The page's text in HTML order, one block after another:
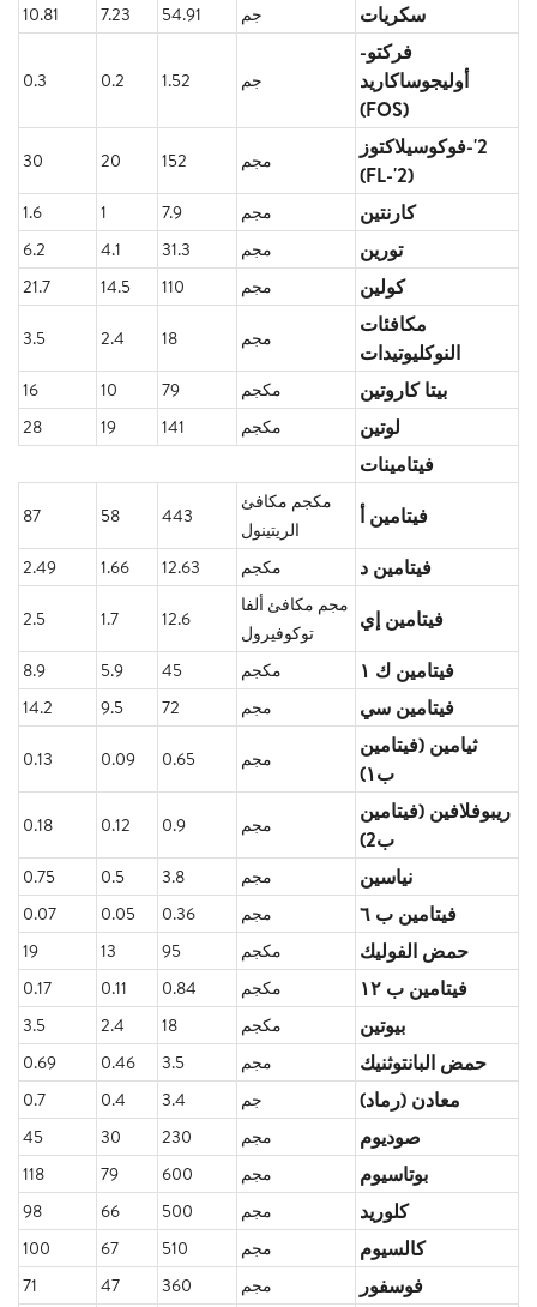
سكريات جم 54.91
7.23
10.81
فركتو-
أوليجوساكاريد
(FOS)
جم 1.52
0.2
0.3
2'-فوكوسيلاكتوز
(2'-FL)
مجم 152
20
30
كارنتين مجم 7.9
1
1.6
تورين مجم 31.3
4.1
6.2
كولين مجم 110
14.5
21.7
مكافئات
النوكليوتيدات
مجم 18
2.4
3.5
بيتا كاروتين مكجم 79
10
16
لوتين مكجم 141
19
28
فيتامينات
فيتامين أ
مكجم مكافئ
الريتينول
443
58
87
فيتامين د مكجم 12.63
1.66
2.49
فيتامين إي
مجم مكافئ ألفا
توكوفيرول
12.6
1.7
2.5
فيتامين ك ١ مكجم 45
5.9
8.9
فيتامين سي مجم 72
9.5
14.2
ثيامين (فيتامين
ب١)
مجم 0.65
0.09
0.13
ريبوفلافين (فيتامين
ب2)
مجم 0.9
0.12
0.18
نياسين مجم 3.8
0.5
0.75
فيتامين ب ٦ مجم 0.36
0.05
0.07
حمض الفوليك مكجم 95
13
19
فيتامين ب ١٢ مكجم 0.84
0.11
0.17
بيوتين مكجم 18
2.4
3.5
حمض البانتوثنيك مجم 3.5
0.46
0.69
معادن (رماد) جم 3.4
0.4
0.7
صوديوم مجم 230
30
45
بوتاسيوم مجم 600
79
118
كلوريد مجم 500
66
98
كالسيوم مجم 510
67
100
فوسفور مجم 360
47
71